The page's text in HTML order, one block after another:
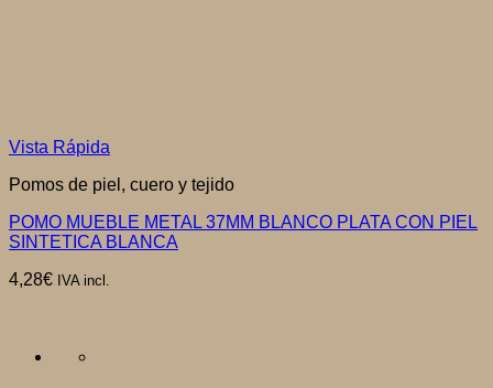
Vista Rápida
Pomos de piel, cuero y tejido
POMO MUEBLE METAL 37MM BLANCO PLATA CON PIEL
SINTETICA BLANCA
4,28€ IVA incl.